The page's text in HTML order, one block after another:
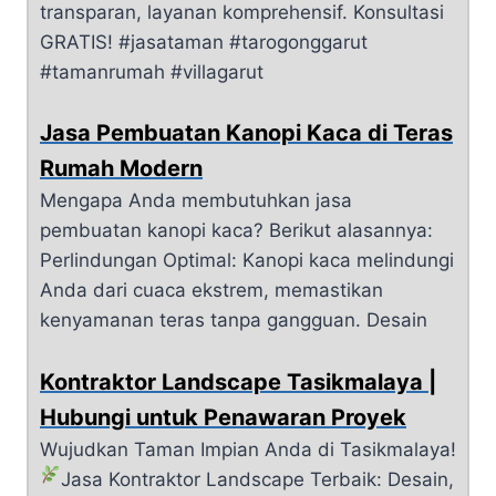
transparan, layanan komprehensif. Konsultasi
GRATIS! #jasataman #tarogonggarut
#tamanrumah #villagarut
Jasa Pembuatan Kanopi Kaca di Teras
Rumah Modern
Mengapa Anda membutuhkan jasa
pembuatan kanopi kaca? Berikut alasannya:
Perlindungan Optimal: Kanopi kaca melindungi
Anda dari cuaca ekstrem, memastikan
kenyamanan teras tanpa gangguan. Desain
Kontraktor Landscape Tasikmalaya |
Hubungi untuk Penawaran Proyek
Wujudkan Taman Impian Anda di Tasikmalaya!
Jasa Kontraktor Landscape Terbaik: Desain,